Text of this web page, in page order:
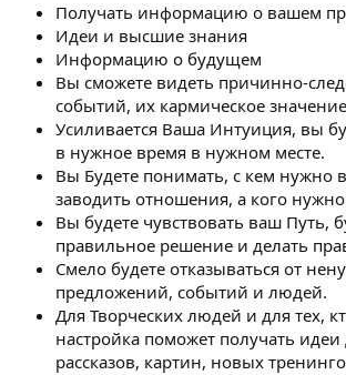
Получать информацию о вашем
Идеи и высшие знания
Информацию о будущем
Вы сможете видеть причинно-
событий, их кармическое
Усиливается Ваша Интуиция, вы
в нужное время в нужном месте.
Вы Будете понимать, с кем нужно
заводить отношения, а кого нужно
Вы будете чувствовать ваш Путь,
правильное решение и делать
Смело будете отказываться от
предложений, событий и людей.
Для Творческих людей и для тех,
настройка поможет получать идеи
рассказов, картин, новых